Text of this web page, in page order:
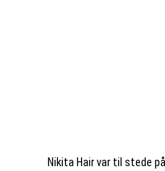
Nikita Hair var til stede